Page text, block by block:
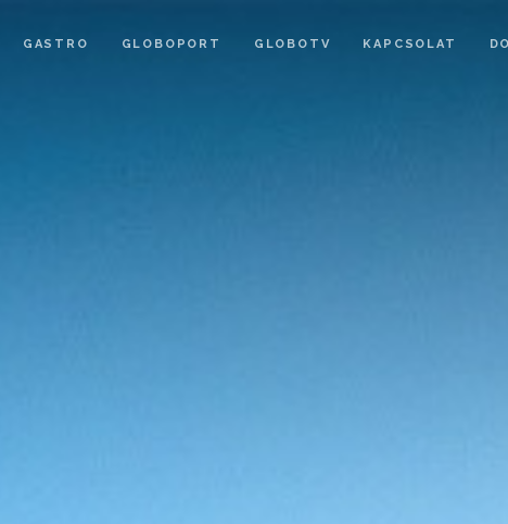
GASTRO GLOBOPORT GLOBOTV KAPCSOLAT